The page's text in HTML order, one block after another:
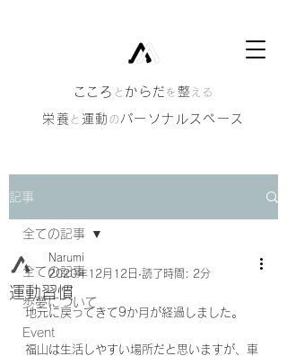
​こころ と からだ を 整 える
栄養 と 運動 のパーソナルスペース
記事
全ての記事
歩夢について
Event
全ての記事
運動習慣
Narumi
2020年12月12日 読了時間: 2分
地元に戻ってきて9か月が経過しました。
福山は生活しやすい場所だと思いますが、車